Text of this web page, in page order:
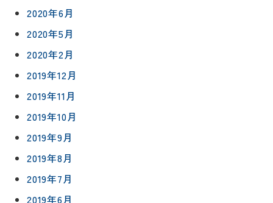
2020年6月
2020年5月
2020年2月
2019年12月
2019年11月
2019年10月
2019年9月
2019年8月
2019年7月
2019年6月